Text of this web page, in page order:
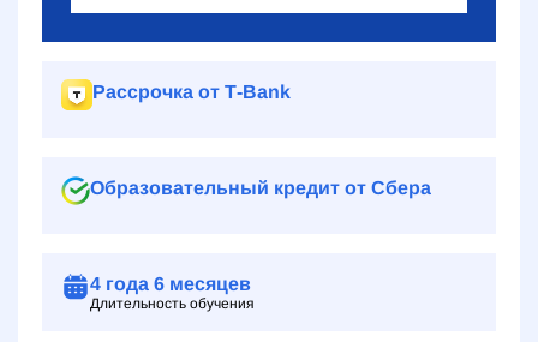
Рассрочка от Т‑Bank
Образовательный кредит от Сбера
4 года 6 месяцев
Длительность обучения